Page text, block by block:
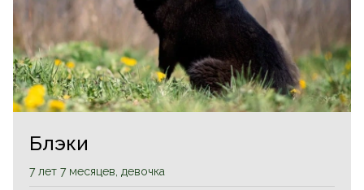
Блэки
7 лет 7 месяцев, девочка